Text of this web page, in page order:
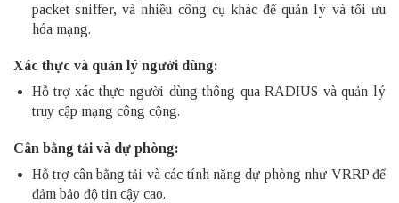
packet sniffer, và nhiều công cụ khác để quản lý và tối ưu
hóa mạng.
Xác thực và quản lý người dùng:
Hỗ trợ xác thực người dùng thông qua RADIUS và quản lý
truy cập mạng công cộng.
Cân bằng tải và dự phòng:
Hỗ trợ cân bằng tải và các tính năng dự phòng như VRRP để
đảm bảo độ tin cậy cao.